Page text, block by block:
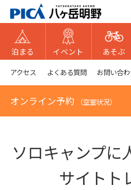
泊まる イベント あそぶ
アクセス よくある質問 お問い合
オンライン予約 （空室状況）
ソロキャンプに
サイトト